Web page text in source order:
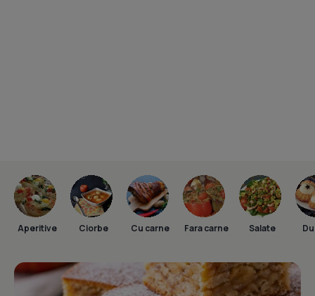
Aperitive Ciorbe Cu carne Fara carne Salate